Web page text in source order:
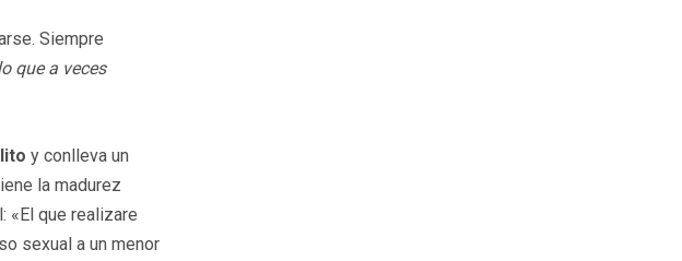
Siempre
que a veces
y conlleva un
la madurez
«El que realizare
sexual a un menor